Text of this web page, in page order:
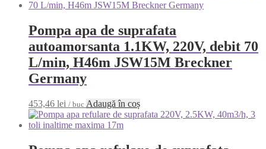
Pompa apa de suprafata
autoamorsanta 1.1KW, 220V, debit 70
L/min, H46m JSW15M Breckner
Germany
453,46 lei / buc Adaugă în coș